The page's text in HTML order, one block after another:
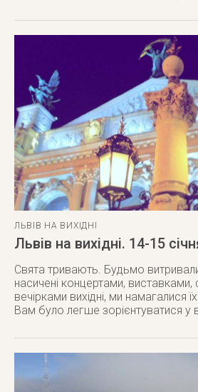
ЛЬВІВ НА ВИХІДНІ
Львів на вихідні. 14-15
Свята тривають. Будьмо
насичені концертами, виставками,
вечірками вихідні, ми намагалися
Вам було легше зорієнтуватися у